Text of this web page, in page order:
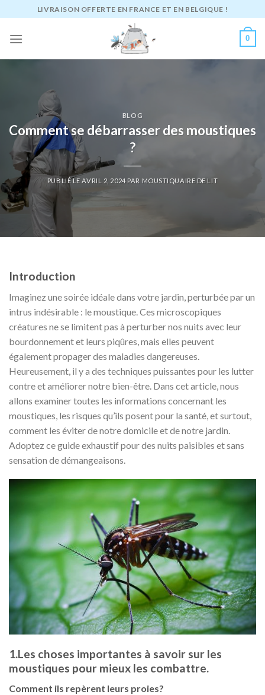
au
contenu
LIVRAISON OFFERTE EN FRANCE ET EN BELGIQUE !
0
BLOG
Comment se débarrasser des moustiques
?
PUBLIÉ LEAVRIL 2, 2024 PAR MOUSTIQUAIRE DE LIT
Introduction
Imaginez une soirée idéale dans votre jardin, perturbée par un
intrus indésirable : le moustique. Ces microscopiques
créatures ne se limitent pas à perturber nos nuits avec leur
bourdonnement et leurs piqûres, mais elles peuvent
également propager des maladies dangereuses.
Heureusement, il y a des techniques puissantes pour les lutter
contre et améliorer notre bien-être. Dans cet article, nous
allons examiner toutes les informations concernant les
moustiques, les risques qu’ils posent pour la santé, et surtout,
comment les éviter de notre domicile et de notre jardin.
Adoptez ce guide exhaustif pour des nuits paisibles et sans
sensation de démangeaisons.
1.Les choses importantes à savoir sur les
moustiques pour mieux les combattre.
Comment ils repèrent leurs proies?